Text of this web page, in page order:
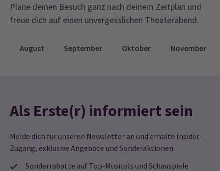
Plane deinen Besuch ganz nach deinem Zeitplan und
freue dich auf einen unvergesslichen Theaterabend.
August September Oktober November
Als Erste(r) informiert sein
Melde dich für unseren Newsletter an und erhalte Insider-
Zugang, exklusive Angebote und Sonderaktionen.
Sonderrabatte auf Top-Musicals und Schauspiele